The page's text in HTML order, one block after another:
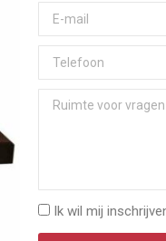
Ik wil mij